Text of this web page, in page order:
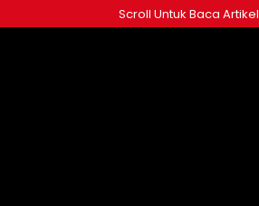
ke
Scroll Untuk Baca Artikel